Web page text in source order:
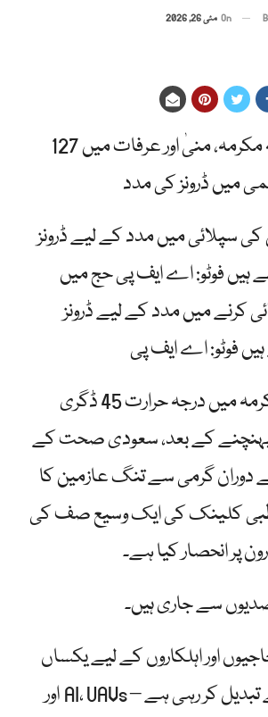
On مئی 26, 2026
حج کے دوران مکہ مکرمہ، منیٰ اور عرفات میں 127
میں ڈرونز کی مدد
سپلائی میں مدد کے لیے ڈرونز
ہیں فوٹو: اے ایف پی حج میں
کرنے میں مدد کے لیے ڈرونز
فوٹو: اے ایف پی
اس ہفتے مکہ مکرمہ میں درجہ حرارت 45 ڈگری
کے بعد، سعودی صحت کے
دوران گرمی سے تنگ عازمین کا
طبی کلینک کی ایک وسیع صف کی
پر انحصار کیا ہے۔
سے جاری ہیں۔
اور اہلکاروں کے لیے یکساں
تجربے کو تیزی سے تبدیل کر رہی ہے – AI، UAVs اور